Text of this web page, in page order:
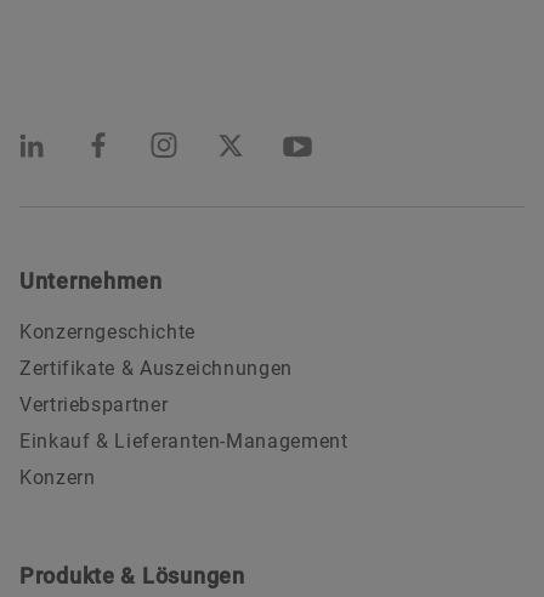
Unternehmen
Konzerngeschichte
Zertifikate & Auszeichnungen
Vertriebspartner
Einkauf & Lieferanten-Management
Konzern
Produkte & Lösungen